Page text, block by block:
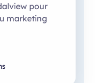
pour
marketing